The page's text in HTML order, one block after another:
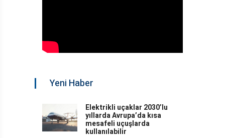
Yeni Haber
Elektrikli uçaklar 2030’lu
yıllarda Avrupa’da kısa
mesafeli uçuşlarda
kullanılabilir